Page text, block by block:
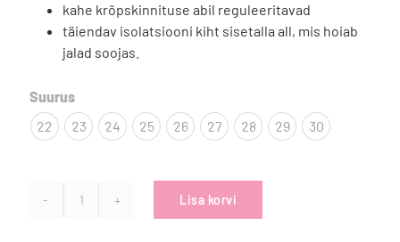
kahe krõpskinnituse abil reguleeritavad
täiendav isolatsiooni kiht sisetalla all, mis hoiab
jalad soojas.
Suurus
22 23 24 25 26 27 28 29 30
Froddo
Lisa korvi